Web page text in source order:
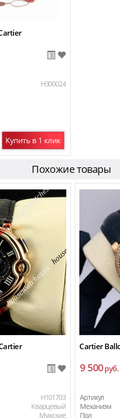
H300024
Купить в 1 клик
Похожие товары
H101703
Кварцевый
Мужские
Cartier
9 500руб.
Артикул
Механизм
Пол